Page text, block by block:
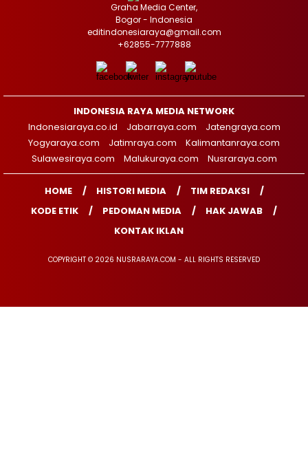
Graha Media Center,
Bogor - Indonesia
editindonesiaraya@gmail.com
+62855-7777888
INDONESIA RAYA MEDIA NETWORK
Indonesiaraya.co.id
Jabarraya.com
Jatengraya.com
Yogyaraya.com
Jatimraya.com
Kalimantanraya.com
Sulawesiraya.com
Malukuraya.com Nusraraya.com
HOME HISTORI MEDIA
TIM REDAKSI
KODE ETIK
PEDOMAN MEDIA
HAK JAWAB
KONTAK IKLAN
COPYRIGHT © 2026 NUSRARAYA.COM - ALL RIGHTS RESERVED